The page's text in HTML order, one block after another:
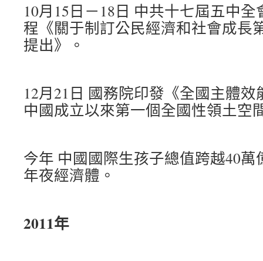
10月15日－18日 中共十七屆五中
程《關于制訂公民經濟和社會成長
提出》。
12月21日 國務院印發《全國主體
中國成立以來第一個全國性領土空
今年 中國國際生孩子總值跨越40
年夜經濟體。
2011年